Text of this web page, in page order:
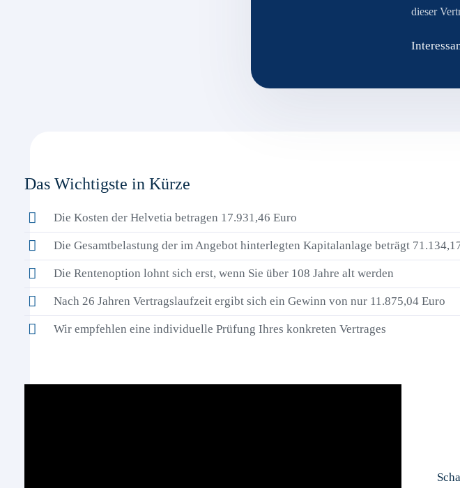
dieser
Das Wichtigste in Kürze
Die Kosten der Helvetia betragen 17.931,46 Euro
Die Gesamtbelastung der im Angebot hinterlegten Kapitalanlage beträgt
Die Rentenoption lohnt sich erst, wenn Sie über 108 Jahre alt werden
Nach 26 Jahren Vertragslaufzeit ergibt sich ein Gewinn von nur 11.875,04 Euro
Wir empfehlen eine individuelle Prüfung Ihres konkreten Vertrages